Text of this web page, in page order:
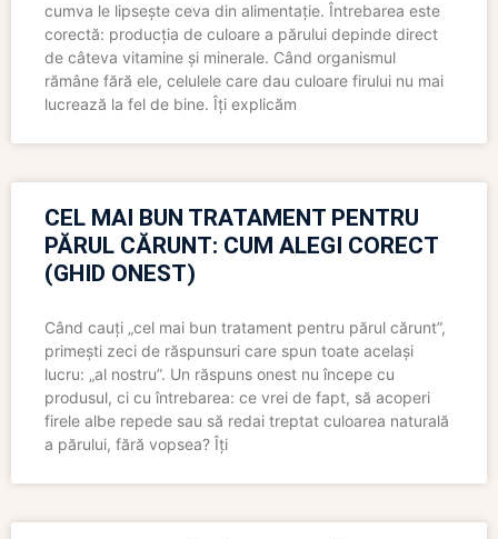
cumva le lipsește ceva din alimentație. Întrebarea este
corectă: producția de culoare a părului depinde direct
de câteva vitamine și minerale. Când organismul
rămâne fără ele, celulele care dau culoare firului nu mai
lucrează la fel de bine. Îți explicăm
CEL MAI BUN TRATAMENT PENTRU
PĂRUL CĂRUNT: CUM ALEGI CORECT
(GHID ONEST)
Când cauți „cel mai bun tratament pentru părul cărunt”,
primești zeci de răspunsuri care spun toate același
lucru: „al nostru”. Un răspuns onest nu începe cu
produsul, ci cu întrebarea: ce vrei de fapt, să acoperi
firele albe repede sau să redai treptat culoarea naturală
a părului, fără vopsea? Îți